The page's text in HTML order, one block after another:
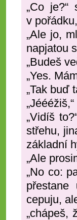
„Co
v
„Ale jo,
napjatou
„Budeš
„Yes.
„Tak buď
„Vidíš
střehu,
základní
„Ale
„No co:
cepuju,
„chápeš,